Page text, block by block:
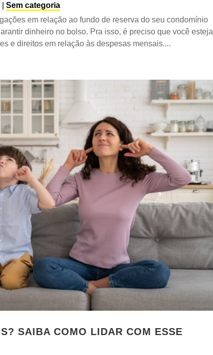
|Sem categoria
em relação ao fundo de reserva do seu condomínio
dinheiro no bolso. Pra isso, é preciso que você esteja
e direitos em relação às despesas mensais....
SAIBA COMO LIDAR COM ESSE